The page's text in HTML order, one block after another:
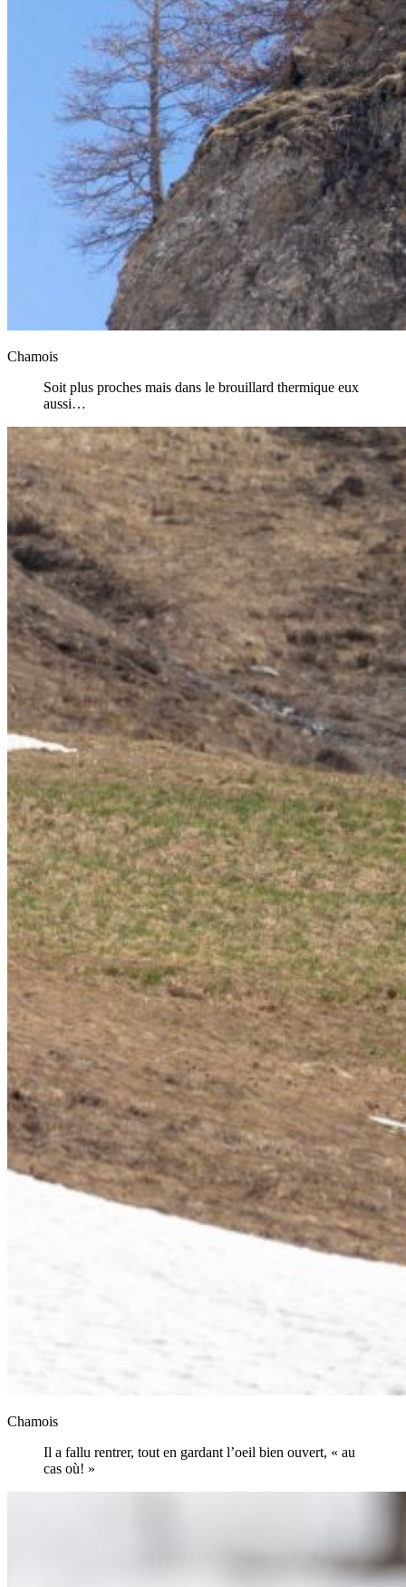
Chamois
Soit plus proches mais dans le brouillard thermique eux
aussi…
Chamois
Il a fallu rentrer, tout en gardant l’oeil bien ouvert, « au
cas où! »